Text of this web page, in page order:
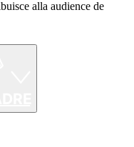
alla audience de